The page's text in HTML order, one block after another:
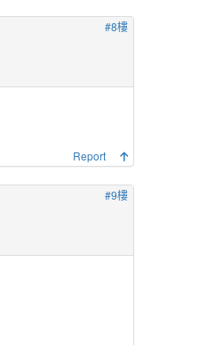
#8樓
Report
#9樓